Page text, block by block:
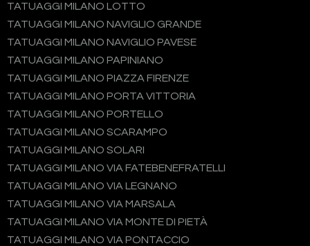
TATUAGGI MILANO LOTTO
TATUAGGI MILANO NAVIGLIO GRANDE
TATUAGGI MILANO NAVIGLIO PAVESE
TATUAGGI MILANO PAPINIANO
TATUAGGI MILANO PIAZZA FIRENZE
TATUAGGI MILANO PORTA VITTORIA
TATUAGGI MILANO PORTELLO
TATUAGGI MILANO SCARAMPO
TATUAGGI MILANO SOLARI
TATUAGGI MILANO VIA FATEBENEFRATELLI
TATUAGGI MILANO VIA LEGNANO
TATUAGGI MILANO VIA MARSALA
TATUAGGI MILANO VIA MONTE DI PIETÀ
TATUAGGI MILANO VIA PONTACCIO